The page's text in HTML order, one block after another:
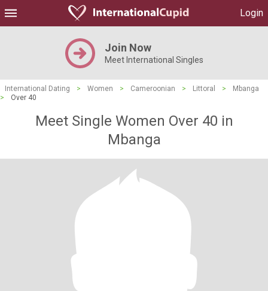
Login
Join Now
Meet International Singles
International Dating > Women > Cameroonian > Littoral >
Mbanga
>
Over 40
Meet Single Women Over 40 in
Mbanga